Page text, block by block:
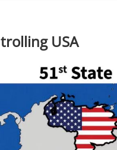
trolling USA